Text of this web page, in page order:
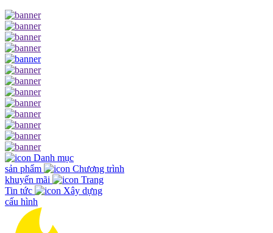
Danh mục
sản phẩm
Chương trình
khuyến mãi
Trang
Tin tức
Xây dựng
cấu hình